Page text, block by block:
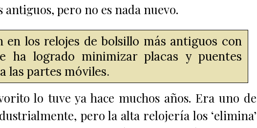
antiguos, pero no es nada nuevo.
en los relojes de bolsillo más antiguos con
ha logrado minimizar placas y puentes
las partes móviles.
lo tuve ya hace muchos años. Era uno de
pero la alta relojería los ‘elimina’